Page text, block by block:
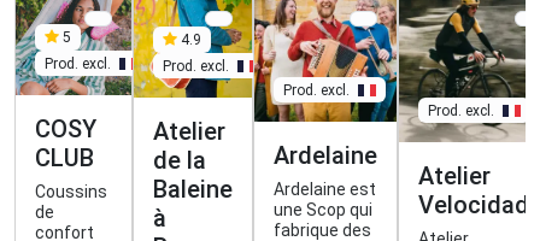
5
Prod. excl.
COSY
CLUB
Coussins
de
confort
4.9
Prod. excl.
Atelier
de la
Baleine
à
Prod. excl.
Ardelaine
Ardelaine est
une Scop qui
fabrique des
Prod. excl.
Atelier